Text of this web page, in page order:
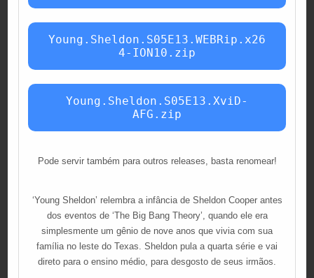
Young.Sheldon.S05E13.WEBRip.x26
4-ION10.zip
Young.Sheldon.S05E13.XviD-
AFG.zip
Pode servir também para outros releases, basta renomear!
‘Young Sheldon’ relembra a infância de Sheldon Cooper antes
dos eventos de ‘The Big Bang Theory’, quando ele era
simplesmente um gênio de nove anos que vivia com sua
família no leste do Texas. Sheldon pula a quarta série e vai
direto para o ensino médio, para desgosto de seus irmãos.